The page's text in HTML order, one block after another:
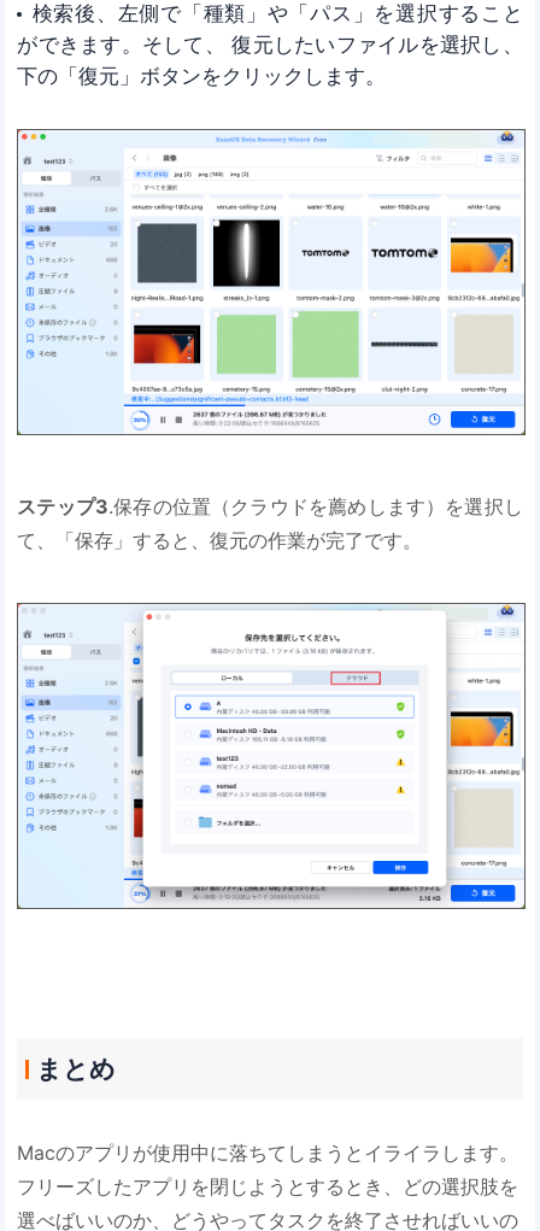
検索後、左側で「種類」や「パス」を選択すること
ができます。そして、 復元したいファイルを選択し、
下の「復元」ボタンをクリックします。
ステップ3.保存の位置（クラウドを薦めします）を選択し
て、「保存」すると、復元の作業が完了です。
まとめ
Macのアプリが使用中に落ちてしまうとイライラします。
フリーズしたアプリを閉じようとするとき、どの選択肢を
選べばいいのか、どうやってタスクを終了させればいいの